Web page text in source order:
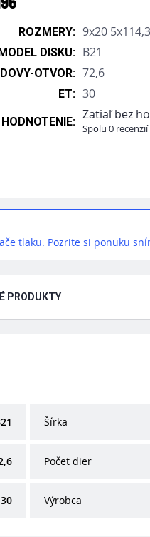
ROZMERY: 9x20 5x114,3
DISKU: B21
OTVOR: 72,6
ET: 30
HODNOTENIE: Zatiaľ bez
Spolu 0 recenzií
tlaku. Pozrite si ponuku
PRODUKTY
Šírka
Počet dier
30 Výrobca